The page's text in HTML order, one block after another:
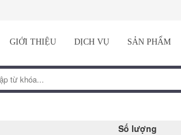
GIỚI THIỆU DỊCH VỤ SẢN PHẨM
Số lượng